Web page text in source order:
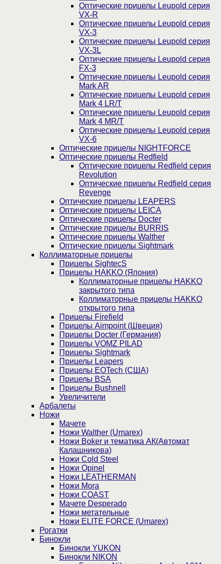
Оптические прицелы Leupold серия
VX-R
Оптические прицелы Leupold серия
VX-3
Оптические прицелы Leupold серия
VX-3L
Оптические прицелы Leupold серия
FX-3
Оптические прицелы Leupold серия
Mark AR
Оптические прицелы Leupold серия
Mark 4 LR/T
Оптические прицелы Leupold серия
Mark 4 MR/T
Оптические прицелы Leupold серия
VX-6
Оптические прицелы NIGHTFORCE
Оптические прицелы Redfield
Оптические прицелы Redfield серия
Revolution
Оптические прицелы Redfield серия
Revenge
Оптические прицелы LEAPERS
Оптические прицелы LEICA
Оптические прицелы Docter
Оптические прицелы BURRIS
Оптические прицелы Walther
Оптические прицелы Sightmark
Коллиматорные прицелы
Прицелы SightecS
Прицелы HAKKO (Япония)
Коллиматорные прицелы HAKKO
закрытого типа
Коллиматорные прицелы HAKKO
открытого типа
Прицелы Firefield
Прицелы Aimpoint (Швеция)
Прицелы Docter (Германия)
Прицелы VOMZ PILAD
Прицелы Sightmark
Прицелы Leapers
Прицелы EOTech (США)
Прицелы BSA
Прицелы Bushnell
Увеличители
Арбалеты
Ножи
Мачете
Ножи Walther (Umarex)
Ножи Boker и тематика АК(Автомат
Калашникова)
Ножи Cold Steel
Ножи Opinel
Ножи LEATHERMAN
Ножи Mora
Ножи COAST
Мачете Desperado
Ножи метательные
Ножи ELITE FORCE (Umarex)
Рогатки
Бинокли
Бинокли YUKON
Бинокли NIKON